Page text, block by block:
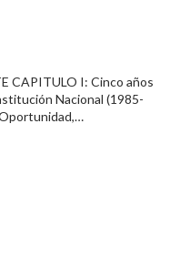
CAPITULO I: Cinco años
Nacional (1985-